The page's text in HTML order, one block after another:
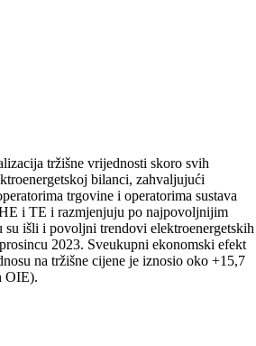
tržišne vrijednosti skoro svih
bilanci, zahvaljujući
trgovine i operatorima sustava
i TE i razmjenjuju po najpovoljnijim
su išli i povoljni trendovi elektroenergetskih
2023. Sveukupni ekonomski efekt
na tržišne cijene je iznosio oko +15,7
OIE).